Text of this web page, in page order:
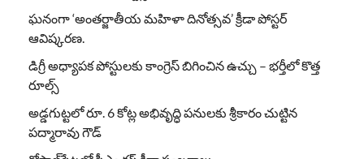
ఘనంగా ‘అంతర్జాతీయ మహిళా దినోత్సవ’ క్రీడా పోస్టర్
ఆవిష్కరణ.
డిగ్రీ అధ్యాపక పోస్టులకు కాంగ్రెస్ బిగించిన ఉచ్చు – భర్తీలో కొత్త
రూల్స్
అడ్డగుట్టలో రూ. 6 కోట్ల అభివృద్ధి పనులకు శ్రీకారం చుట్టిన
పద్మారావు గౌడ్